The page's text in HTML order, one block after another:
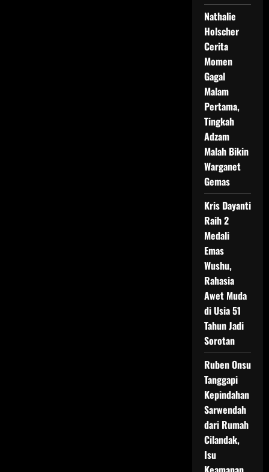
Nathalie
Holscher
Cerita
Momen
Gagal
Malam
Pertama,
Tingkah
Adzam
Malah Bikin
Warganet
Gemas
Kris Dayanti
Raih 2
Medali
Emas
Wushu,
Rahasia
Awet Muda
di Usia 51
Tahun Jadi
Sorotan
Ruben Onsu
Tanggapi
Kepindahan
Sarwendah
dari Rumah
Cilandak,
Isu